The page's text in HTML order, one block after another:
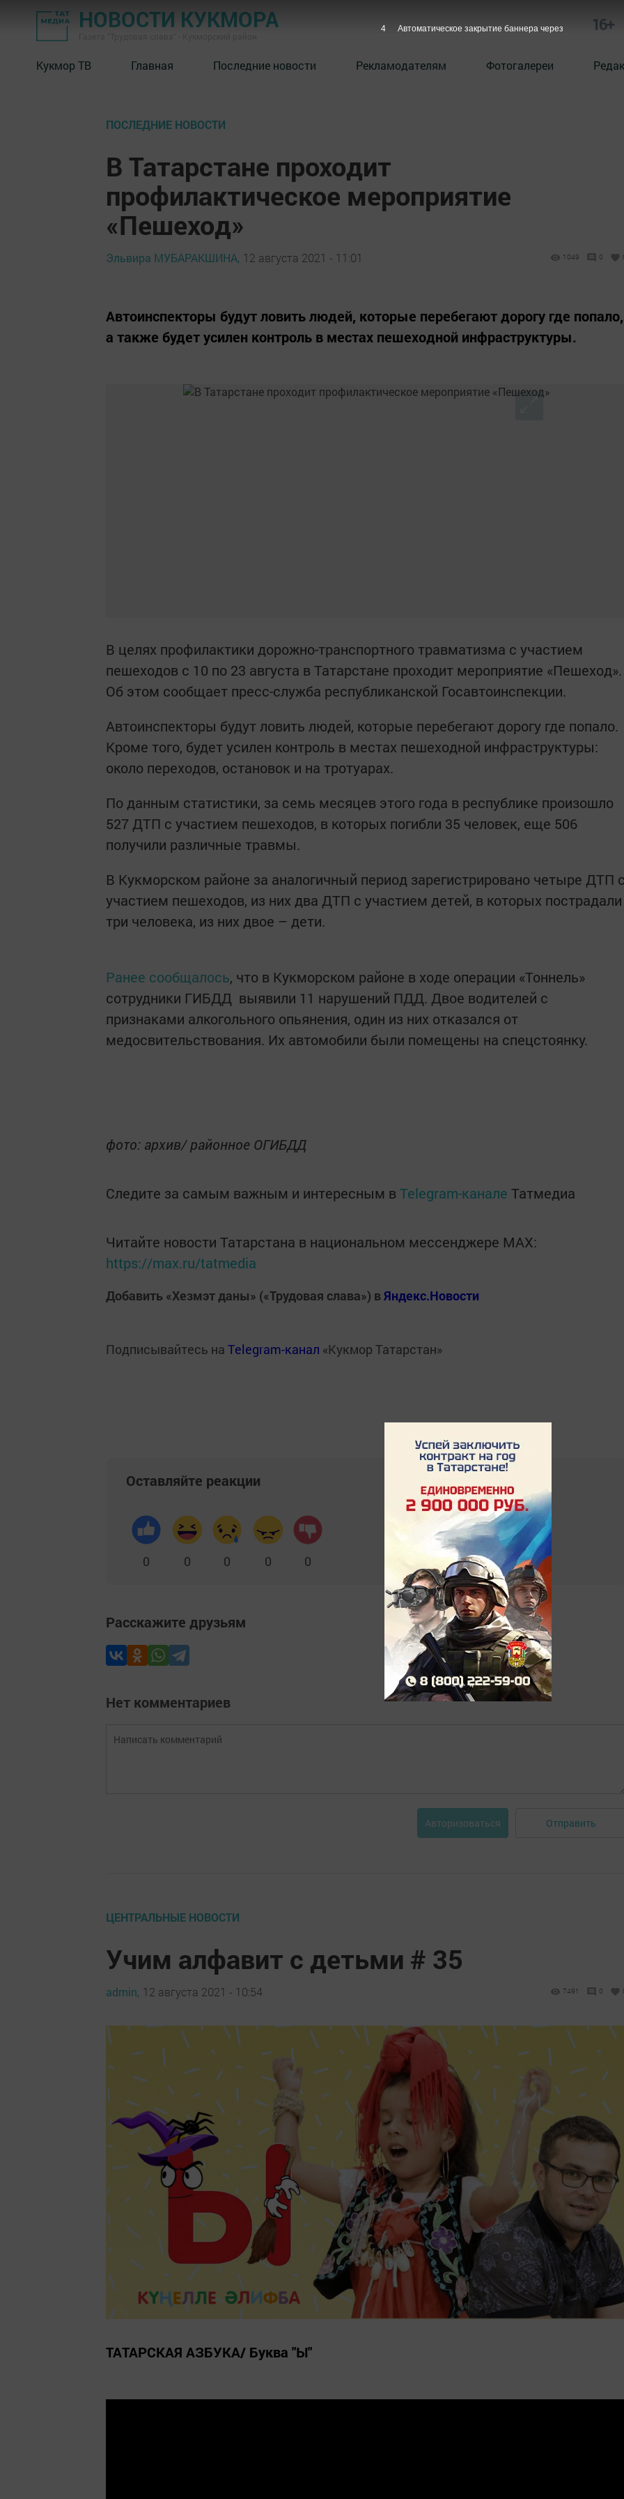
НОВОСТИ КУКМОРА 16+
Кукмор ТВ Главная Последние новости Рекламодателям Фотогалереи
ПОСЛЕДНИЕ НОВОСТИ
В Татарстане проходит
профилактическое мероприятие
«Пешеход»
Эльвира МУБАРАКШИНА, 12 августа 2021 - 11:01 1049 0
Автоинспекторы будут ловить людей, которые перебегают дорогу где попало,
а также будет усилен контроль в местах пешеходной инфраструктуры.
В целях профилактики дорожно-транспортного травматизма с участием
пешеходов с 10 по 23 августа в Татарстане проходит мероприятие «Пешеход».
Об этом сообщает пресс-служба республиканской Госавтоинспекции.
Автоинспекторы будут ловить людей, которые перебегают дорогу где попало.
Кроме того, будет усилен контроль в местах пешеходной инфраструктуры:
около переходов, остановок и на тротуарах.
По данным статистики, за семь месяцев этого года в республике произошло
527 ДТП с участием пешеходов, в которых погибли 35 человек, еще 506
получили различные травмы.
В Кукморском районе за аналогичный период зарегистрировано четыре ДТП
участием пешеходов, из них два ДТП с участием детей, в которых пострадали
три человека, из них двое – дети.
Ранее сообщалось, что в Кукморском районе в ходе операции «Тоннель»
сотрудники ГИБДД выявили 11 нарушений ПДД. Двое водителей с
признаками алкогольного опьянения, один из них отказался от
медосвительствования. Их автомобили были помещены на спецстоянку.
фото: архив/ районное ОГИБДД
Следите за самым важным и интересным в Telegram-канале Татмедиа
Читайте новости Татарстана в национальном мессенджере MАХ:
https://max.ru/tatmedia
Добавить «Хезмэт даны» («Трудовая слава») вЯндекс.Новости
Подписывайтесь на Telegram-канал «Кукмор Татарстан»
Оставляйте реакции
0 0 0 0 0
Расскажите друзьям
Нет комментариев
Авторизоваться Отправить
ЦЕНТРАЛЬНЫЕ НОВОСТИ
Учим алфавит с детьми # 35
admin, 12 августа 2021 - 10:54 7491 0
ТАТАРСКАЯ АЗБУКА/ Буква "Ы"
3 Автоматическое закрытие баннера через